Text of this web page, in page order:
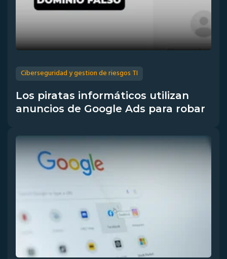
Ciberseguridad y gestion de riesgos TI
Los piratas informáticos utilizan
anuncios de Google Ads para robar